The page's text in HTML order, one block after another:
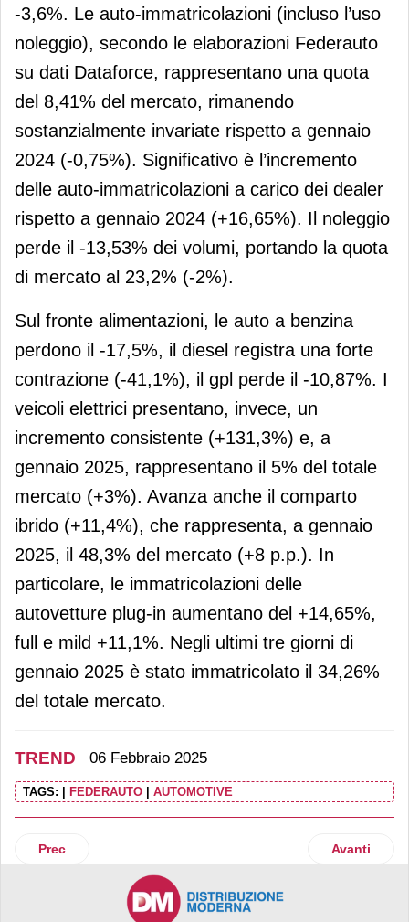
-3,6%. Le auto-immatricolazioni (incluso l’uso
noleggio), secondo le elaborazioni Federauto
su dati Dataforce, rappresentano una quota
del 8,41% del mercato, rimanendo
sostanzialmente invariate rispetto a gennaio
2024 (-0,75%). Significativo è l’incremento
delle auto-immatricolazioni a carico dei dealer
rispetto a gennaio 2024 (+16,65%). Il noleggio
perde il -13,53% dei volumi, portando la quota
di mercato al 23,2% (-2%).
Sul fronte alimentazioni, le auto a benzina
perdono il -17,5%, il diesel registra una forte
contrazione (-41,1%), il gpl perde il -10,87%. I
veicoli elettrici presentano, invece, un
incremento consistente (+131,3%) e, a
gennaio 2025, rappresentano il 5% del totale
mercato (+3%). Avanza anche il comparto
ibrido (+11,4%), che rappresenta, a gennaio
2025, il 48,3% del mercato (+8 p.p.). In
particolare, le immatricolazioni delle
autovetture plug-in aumentano del +14,65%,
full e mild +11,1%. Negli ultimi tre giorni di
gennaio 2025 è stato immatricolato il 34,26%
del totale mercato.
TREND 06 Febbraio 2025
TAGS: | FEDERAUTO | AUTOMOTIVE
Articolo precedente: Usa primo mercato per i vini italiani
Prec Articolo
Avanti